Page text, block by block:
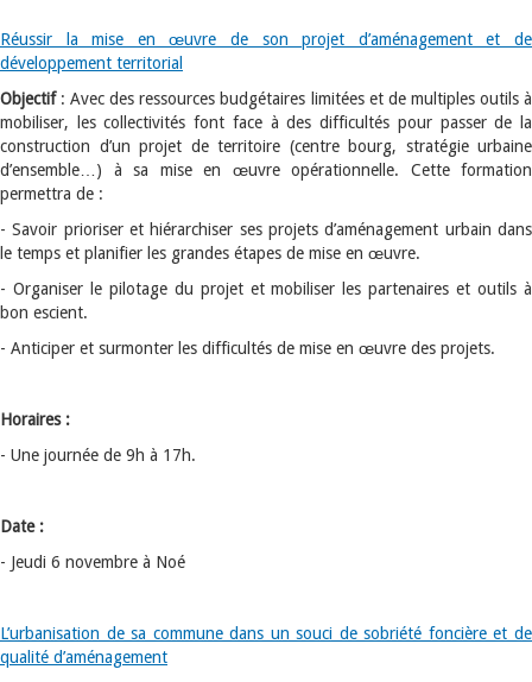
Réussir la mise en œuvre de son projet d’aménagement et de
développement territorial
Objectif: Avec des ressources budgétaires limitées et de multiples outils à
mobiliser, les collectivités font face à des difficultés pour passer de la
construction d’un projet de territoire (centre bourg, stratégie urbaine
d’ensemble…) à sa mise en œuvre opérationnelle. Cette formation
permettra de :
- Savoir prioriser et hiérarchiser ses projets d’aménagement urbain dans
le temps et planifier les grandes étapes de mise en œuvre.
- Organiser le pilotage du projet et mobiliser les partenaires et outils à
bon escient.
- Anticiper et surmonter les difficultés de mise en œuvre des projets.
Horaires :
- Une journée de 9h à 17h.
Date :
- Jeudi 6 novembre à Noé
L’urbanisation de sa commune dans un souci de sobriété foncière et de
qualité d’aménagement